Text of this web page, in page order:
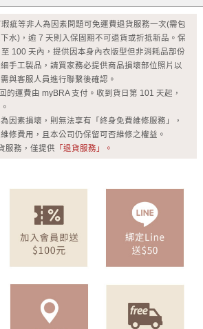
疵等非人為因素問題可免運費退貨服務一次(需包
水)，逾 7 天則入保固期不可退貨或折抵新品。保
100 天內，提供因本身內衣版型但非消耗品部份
手工製品，請買家務必提供商品損壞部位照片以
與客服人員進行聯繫後確認。
的運費由 myBRA 支付。收到貨日第 101 天起，
因素損壞，則無法享有「終身免費維修服務」，
修費用，且本公司仍保留可否維修之權益。
服務，僅提供 「退貨服務」。